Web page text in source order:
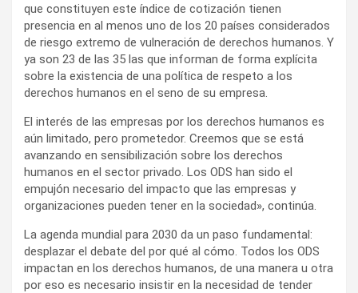
que constituyen este índice de cotización tienen
presencia en al menos uno de los 20 países considerados
de riesgo extremo de vulneración de derechos humanos. Y
ya son 23 de las 35 las que informan de forma explícita
sobre la existencia de una política de respeto a los
derechos humanos en el seno de su empresa.
El interés de las empresas por los derechos humanos es
aún limitado, pero prometedor. Creemos que se está
avanzando en sensibilización sobre los derechos
humanos en el sector privado. Los ODS han sido el
empujón necesario del impacto que las empresas y
organizaciones pueden tener en la sociedad», continúa.
La agenda mundial para 2030 da un paso fundamental:
desplazar el debate del por qué al cómo. Todos los ODS
impactan en los derechos humanos, de una manera u otra
por eso es necesario insistir en la necesidad de tender